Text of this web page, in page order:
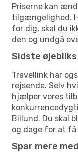
Priserne kan
tilgængelighed.
for dig, skal du
den og undgå
Sidste
Travellink har
rejsende. Selv
hjælper vores
Billund. Du skal
og dage for at få
Spar mere